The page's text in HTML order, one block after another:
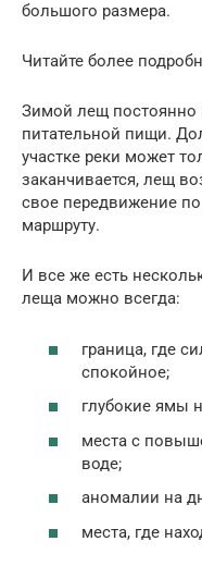
большого размера.
Читайте более
Зимой лещ постоянно
питательной пищи.
участке реки может
заканчивается, лещ
свое передвижение
маршруту.
И все же есть
леща можно всегда:
граница, где
спокойное;
глубокие ямы
места с
воде;
аномалии на
места, где